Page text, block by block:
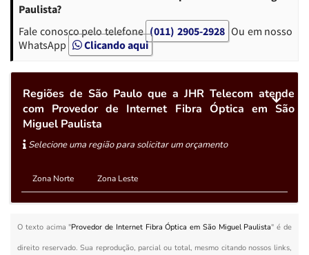
Paulista?
Fale conosco pelo telefone (011) 2905-2928 Ou em nosso
WhatsApp
Clicando aqui
Regiões de São Paulo que a JHR Telecom atende
com Provedor de Internet Fibra Óptica em São
Miguel Paulista
Selecione uma região para solicitar um orçamento
Zona Norte Zona Leste
O texto acima "Provedor de Internet Fibra Óptica em São Miguel Paulista" é de
direito reservado. Sua reprodução, parcial ou total, mesmo citando nossos links,